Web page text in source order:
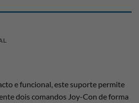
e funcional, este suporte permite
dois comandos Joy-Con de forma